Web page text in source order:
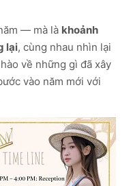
— mà là khoảnh
lại, cùng nhau nhìn lại
về những gì đã xây
vào năm mới với